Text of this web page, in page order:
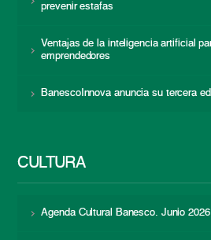
prevenir estafas
Ventajas de la inteligencia artificial
emprendedores
BanescoInnova anuncia su tercera
CULTURA
Agenda Cultural Banesco. Junio